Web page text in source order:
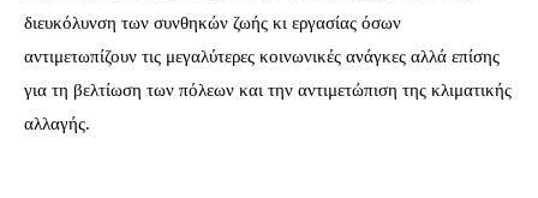
διευκόλυνση των συνθηκών ζωής κι εργασίας όσων
αντιμετωπίζουν τις μεγαλύτερες κοινωνικές ανάγκες αλλά επίσης
για τη βελτίωση των πόλεων και την αντιμετώπιση της κλιματικής
αλλαγής.